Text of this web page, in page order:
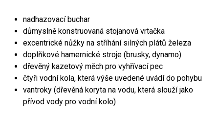
nadhazovací buchar
důmyslně konstruovaná stojanová vrtačka
excentrické nůžky na stříhání silných plátů železa
doplňkové hamernické stroje (brusky, dynamo)
dřevěný kazetový měch pro vyhřívací pec
čtyři vodní kola, která výše uvedené uvádí do pohybu
vantroky (dřevěná koryta na vodu, která slouží jako
přívod vody pro vodní kolo)